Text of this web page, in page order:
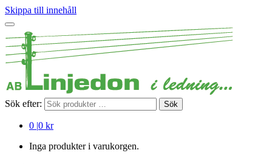
Skippa till innehåll
Sök efter: Sök
0 |0 kr
Inga produkter i varukorgen.